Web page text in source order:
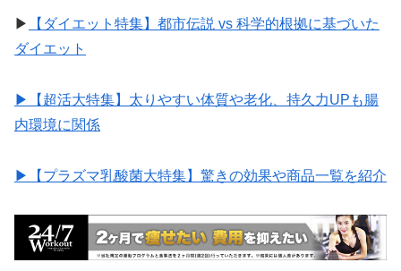
▶︎
【ダイエット特集】都市伝説 vs 科学的根拠に基づいた
ダイエット
▶︎【超活大特集】太りやすい体質や老化、持久力UPも腸
内環境に関係
▶︎【プラズマ乳酸菌大特集】驚きの効果や商品一覧を紹介